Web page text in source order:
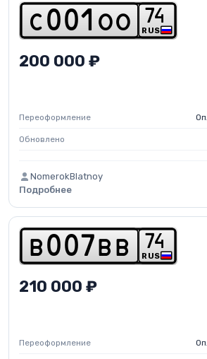
c 0 0 1 o o RUS
74
200 000 ₽
Переоформление
Обновлено
NomerokBlatnoy
Подробнее
b 0 0 7 b b RUS
74
210 000 ₽
Переоформление